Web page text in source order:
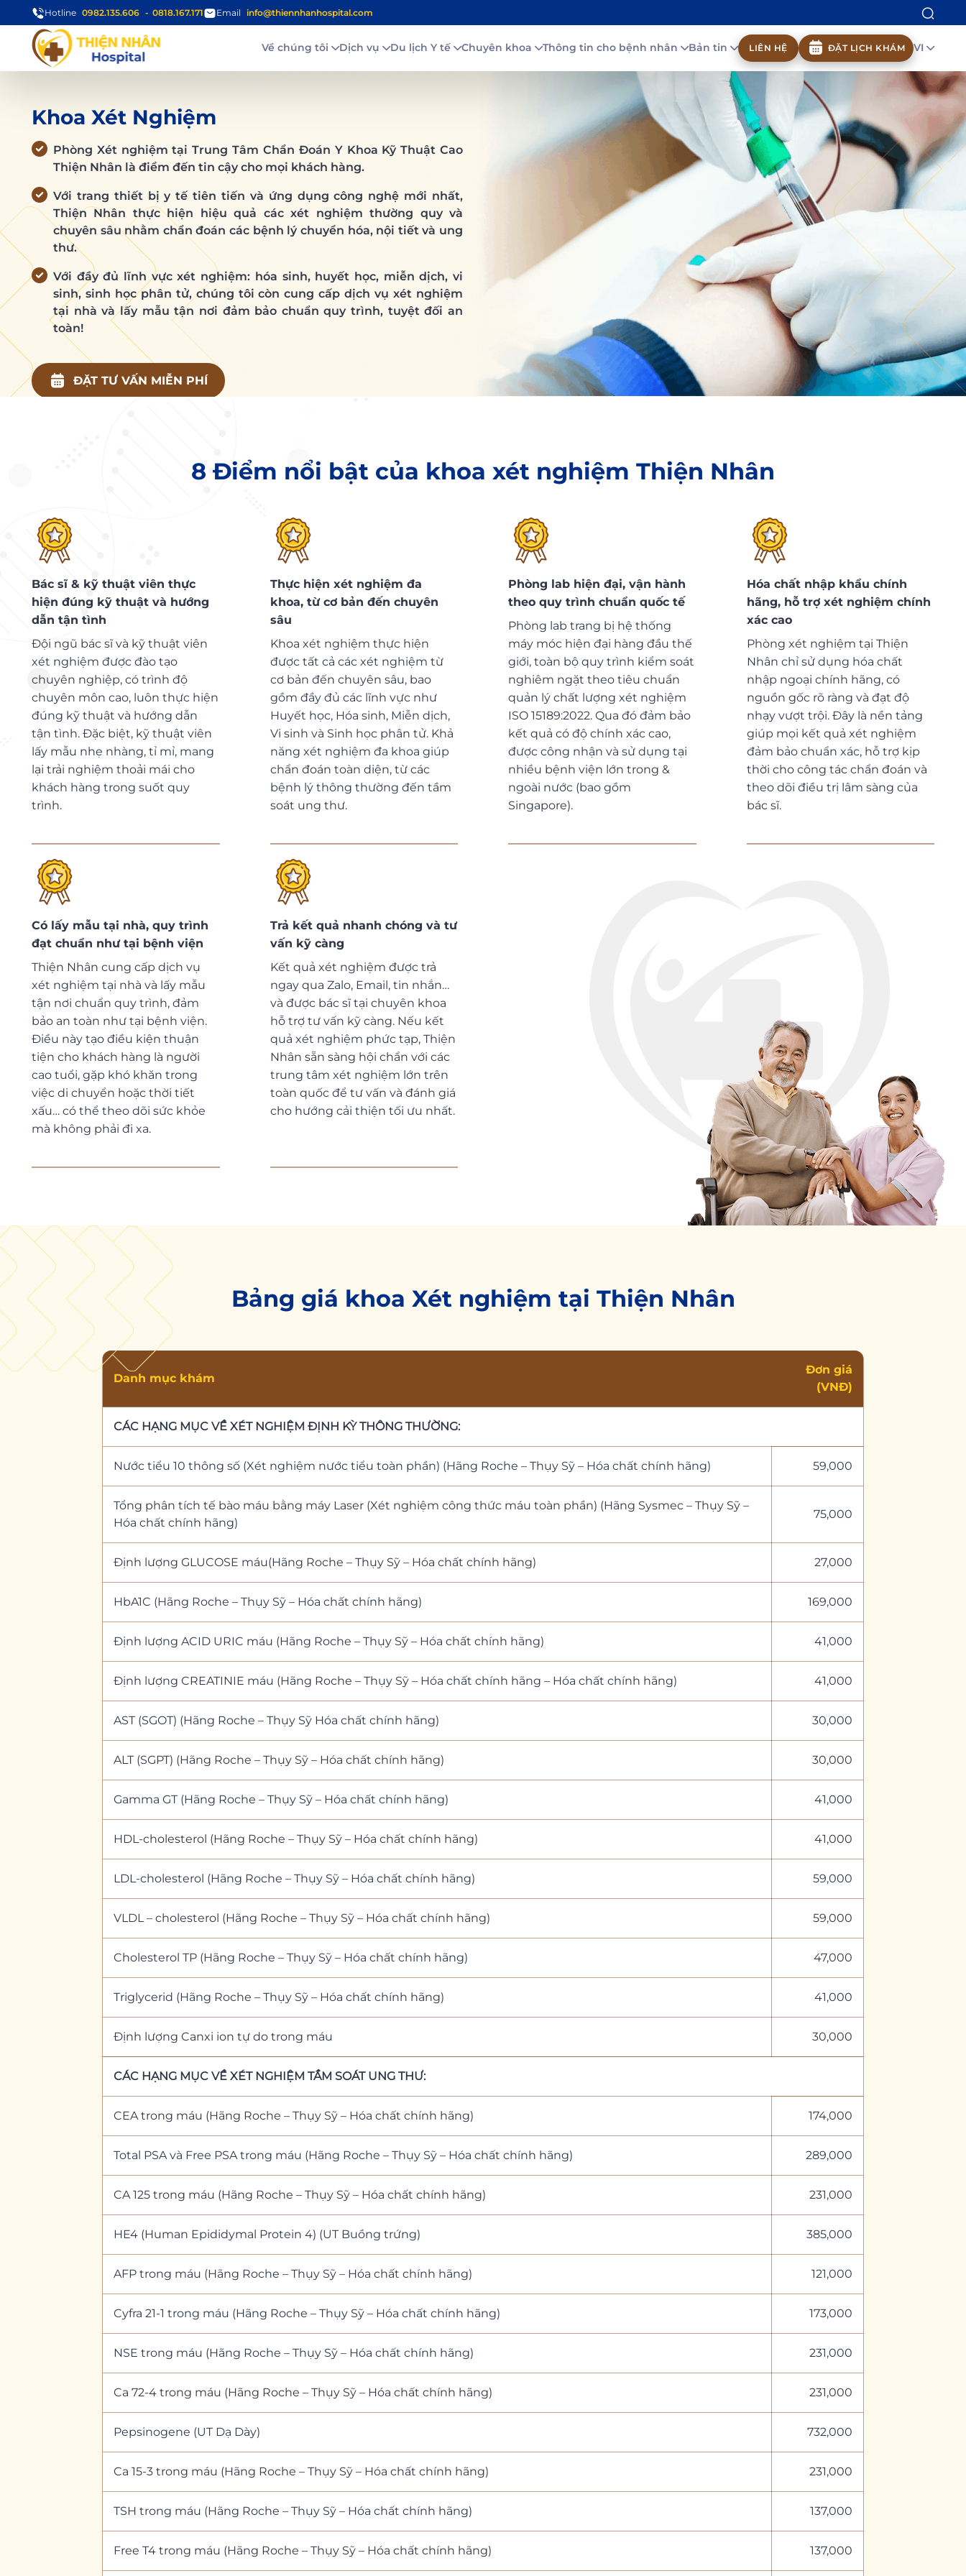
Hotline 0982.135.606 0818.167.171 Email info@thiennhanhospital.com
Về chúng tôi Dịch vụ Du lịch Y tế Chuyên khoa Thông tin cho bệnh nhân Bản tin LIÊN HỆ ĐẶT LỊCH KHÁM VI
Khoa Xét Nghiệm
Phòng Xét nghiệm tại Trung Tâm Chẩn Đoán Y Khoa Kỹ Thuật Cao
Thiện Nhân là điểm đến tin cậy cho mọi khách hàng.
Với trang thiết bị y tế tiên tiến và ứng dụng công nghệ mới nhất,
Thiện Nhân thực hiện hiệu quả các xét nghiệm thường quy và
chuyên sâu nhằm chẩn đoán các bệnh lý chuyển hóa, nội tiết và ung
thư.
Với đầy đủ lĩnh vực xét nghiệm: hóa sinh, huyết học, miễn dịch, vi
sinh, sinh học phân tử, chúng tôi còn cung cấp dịch vụ xét nghiệm
tại nhà và lấy mẫu tận nơi đảm bảo chuẩn quy trình, tuyệt đối an
toàn!
ĐẶT TƯ VẤN MIỄN PHÍ
8 Điểm nổi bật của khoa xét nghiệm Thiện Nhân
Bác sĩ & kỹ thuật viên thực
hiện đúng kỹ thuật và hướng
dẫn tận tình
Đội ngũ bác sĩ và kỹ thuật viên
xét nghiệm được đào tạo
chuyên nghiệp, có trình độ
chuyên môn cao, luôn thực hiện
đúng kỹ thuật và hướng dẫn
tận tình. Đặc biệt, kỹ thuật viên
lấy mẫu nhẹ nhàng, tỉ mỉ, mang
lại trải nghiệm thoải mái cho
khách hàng trong suốt quy
trình.
Thực hiện xét nghiệm đa
khoa, từ cơ bản đến chuyên
sâu
Khoa xét nghiệm thực hiện
được tất cả các xét nghiệm từ
cơ bản đến chuyên sâu, bao
gồm đầy đủ các lĩnh vực như
Huyết học, Hóa sinh, Miễn dịch,
Vi sinh và Sinh học phân tử. Khả
năng xét nghiệm đa khoa giúp
chẩn đoán toàn diện, từ các
bệnh lý thông thường đến tầm
soát ung thư.
Phòng lab hiện đại, vận hành
theo quy trình chuẩn quốc tế
Phòng lab trang bị hệ thống
máy móc hiện đại hàng đầu thế
giới, toàn bộ quy trình kiểm soát
nghiêm ngặt theo tiêu chuẩn
quản lý chất lượng xét nghiệm
ISO 15189:2022. Qua đó đảm bảo
kết quả có độ chính xác cao,
được công nhận và sử dụng tại
nhiều bệnh viện lớn trong &
ngoài nước (bao gồm
Singapore).
Hóa chất nhập khẩu chính
hãng, hỗ trợ xét nghiệm chính
xác cao
Phòng xét nghiệm tại Thiện
Nhân chỉ sử dụng hóa chất
nhập ngoại chính hãng, có
nguồn gốc rõ ràng và đạt độ
nhạy vượt trội. Đây là nền tảng
giúp mọi kết quả xét nghiệm
đảm bảo chuẩn xác, hỗ trợ kịp
thời cho công tác chẩn đoán và
theo dõi điều trị lâm sàng của
bác sĩ.
Có lấy mẫu tại nhà, quy trình
đạt chuẩn như tại bệnh viện
Thiện Nhân cung cấp dịch vụ
xét nghiệm tại nhà và lấy mẫu
tận nơi chuẩn quy trình, đảm
bảo an toàn như tại bệnh viện.
Điều này tạo điều kiện thuận
tiện cho khách hàng là người
cao tuổi, gặp khó khăn trong
việc di chuyển hoặc thời tiết
xấu… có thể theo dõi sức khỏe
mà không phải đi xa.
Trả kết quả nhanh chóng và tư
vấn kỹ càng
Kết quả xét nghiệm được trả
ngay qua Zalo, Email, tin nhắn…
và được bác sĩ tại chuyên khoa
hỗ trợ tư vấn kỹ càng. Nếu kết
quả xét nghiệm phức tạp, Thiện
Nhân sẵn sàng hội chẩn với các
trung tâm xét nghiệm lớn trên
toàn quốc để tư vấn và đánh giá
cho hướng cải thiện tối ưu nhất.
Bảng giá khoa Xét nghiệm tại Thiện Nhân
Danh mục khám
Đơn giá
(VNĐ)
CÁC HẠNG MỤC VỀ XÉT NGHIỆM ĐỊNH KỲ THÔNG THƯỜNG:
Nước tiểu 10 thông số (Xét nghiệm nước tiểu toàn phần) (Hãng Roche – Thụy Sỹ – Hóa chất chính hãng) 59,000
Tổng phân tích tế bào máu bằng máy Laser (Xét nghiệm công thức máu toàn phần) (Hãng Sysmec – Thụy Sỹ –
Hóa chất chính hãng)
75,000
Định lượng GLUCOSE máu(Hãng Roche – Thụy Sỹ – Hóa chất chính hãng) 27,000
HbA1C (Hãng Roche – Thụy Sỹ – Hóa chất chính hãng) 169,000
Định lượng ACID URIC máu (Hãng Roche – Thụy Sỹ – Hóa chất chính hãng) 41,000
Định lượng CREATINIE máu (Hãng Roche – Thụy Sỹ – Hóa chất chính hãng – Hóa chất chính hãng) 41,000
AST (SGOT) (Hãng Roche – Thụy Sỹ Hóa chất chính hãng) 30,000
ALT (SGPT) (Hãng Roche – Thụy Sỹ – Hóa chất chính hãng) 30,000
Gamma GT (Hãng Roche – Thụy Sỹ – Hóa chất chính hãng) 41,000
HDL-cholesterol (Hãng Roche – Thụy Sỹ – Hóa chất chính hãng) 41,000
LDL-cholesterol (Hãng Roche – Thụy Sỹ – Hóa chất chính hãng) 59,000
VLDL – cholesterol (Hãng Roche – Thụy Sỹ – Hóa chất chính hãng) 59,000
Cholesterol TP (Hãng Roche – Thụy Sỹ – Hóa chất chính hãng) 47,000
Triglycerid (Hãng Roche – Thụy Sỹ – Hóa chất chính hãng) 41,000
Định lượng Canxi ion tự do trong máu 30,000
CÁC HẠNG MỤC VỀ XÉT NGHIỆM TẦM SOÁT UNG THƯ:
CEA trong máu (Hãng Roche – Thụy Sỹ – Hóa chất chính hãng) 174,000
Total PSA và Free PSA trong máu (Hãng Roche – Thụy Sỹ – Hóa chất chính hãng) 289,000
CA 125 trong máu (Hãng Roche – Thụy Sỹ – Hóa chất chính hãng) 231,000
HE4 (Human Epididymal Protein 4) (UT Buồng trứng) 385,000
AFP trong máu (Hãng Roche – Thụy Sỹ – Hóa chất chính hãng) 121,000
Cyfra 21-1 trong máu (Hãng Roche – Thụy Sỹ – Hóa chất chính hãng) 173,000
NSE trong máu (Hãng Roche – Thụy Sỹ – Hóa chất chính hãng) 231,000
Ca 72-4 trong máu (Hãng Roche – Thụy Sỹ – Hóa chất chính hãng) 231,000
Pepsinogene (UT Dạ Dày) 732,000
Ca 15-3 trong máu (Hãng Roche – Thụy Sỹ – Hóa chất chính hãng) 231,000
TSH trong máu (Hãng Roche – Thụy Sỹ – Hóa chất chính hãng) 137,000
Free T4 trong máu (Hãng Roche – Thụy Sỹ – Hóa chất chính hãng) 137,000